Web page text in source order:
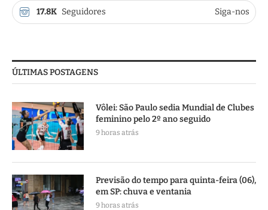
17.8K Seguidores Siga-nos
ÚLTIMAS POSTAGENS
Vôlei: São Paulo sedia Mundial de Clubes
feminino pelo 2º ano seguido
9 horas atrás
Previsão do tempo para quinta-feira (06),
em SP: chuva e ventania
9 horas atrás